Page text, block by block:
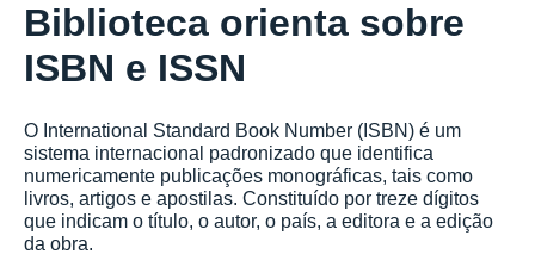
Biblioteca orienta sobre
ISBN e ISSN
O International Standard Book Number (ISBN) é um
sistema internacional padronizado que identifica
numericamente publicações monográficas, tais como
livros, artigos e apostilas. Constituído por treze dígitos
que indicam o título, o autor, o país, a editora e a edição
da obra.